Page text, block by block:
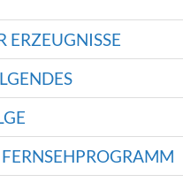
ERZEUGNISSE